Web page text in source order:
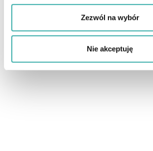
Zezwól na wybór
Nie akceptuję